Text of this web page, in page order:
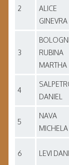
2
ALICE
GINEVRA
3
RUBINA
MARTHA
4
DANIEL
5
NAVA
MICHELA
6 LEVI